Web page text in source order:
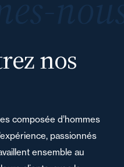
nos
composée d’hommes
passionnés
ensemble au